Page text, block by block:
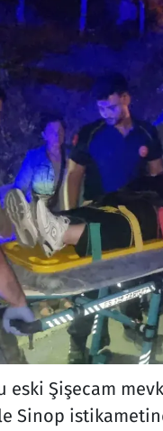
Şişecam
Sinop